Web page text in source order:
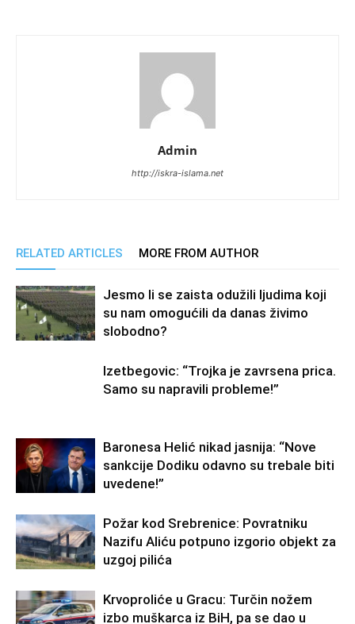
Admin
http://iskra-islama.net
RELATED ARTICLES MORE FROM AUTHOR
Jesmo li se zaista odužili ljudima koji
su nam omogućili da danas živimo
slobodno?
Izetbegovic: “Trojka je zavrsena prica.
Samo su napravili probleme!”
Baronesa Helić nikad jasnija: “Nove
sankcije Dodiku odavno su trebale biti
uvedene!”
Požar kod Srebrenice: Povratniku
Nazifu Aliću potpuno izgorio objekt za
uzgoj pilića
Krvoproliće u Gracu: Turčin nožem
izbo muškarca iz BiH, pa se dao u